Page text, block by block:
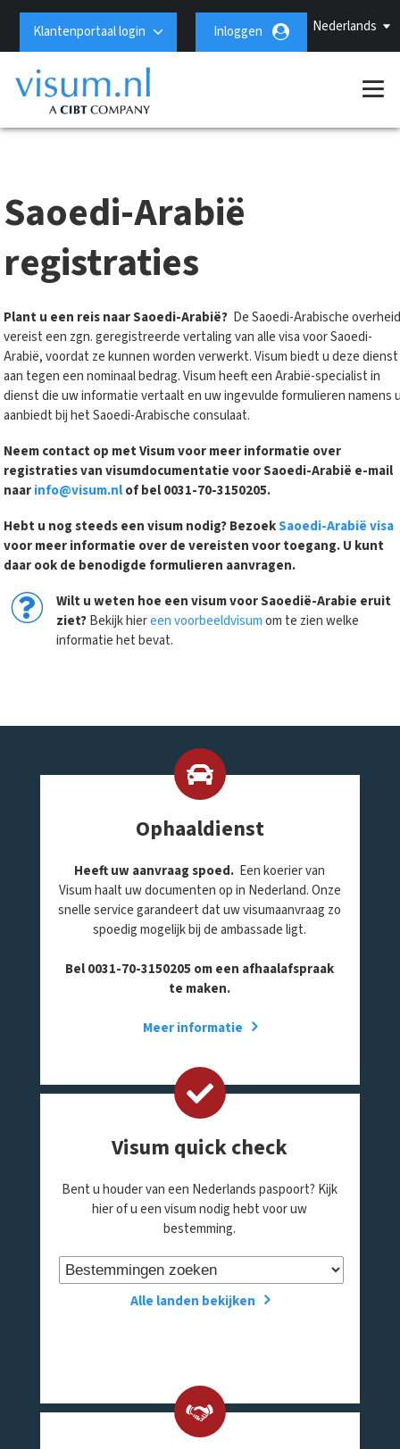
Nederlands
Klantenportaal login Inloggen
Saoedi-Arabië
registraties
Plant u een reis naar Saoedi-Arabië? De Saoedi-Arabische overheid
vereist een zgn. geregistreerde vertaling van alle visa voor Saoedi-
Arabië, voordat ze kunnen worden verwerkt. Visum biedt u deze dienst
aan tegen een nominaal bedrag. Visum heeft een Arabië-specialist in
dienst die uw informatie vertaalt en uw ingevulde formulieren namens
aanbiedt bij het Saoedi-Arabische consulaat.
Neem contact op met Visum voor meer informatie over
registraties van visumdocumentatie voor Saoedi-Arabië e-mail
naarinfo@visum.nlof bel 0031-70-3150205.
Hebt u nog steeds een visum nodig? BezoekSaoedi-Arabië visa
voor meer informatie over de vereisten voor toegang. U kunt
daar ook de benodigde formulieren aanvragen.
Wilt u weten hoe een visum voor Saoedië-Arabie eruit
ziet?Bekijk hiereen voorbeeldvisumom te zien welke
informatie het bevat.
Ophaaldienst
Heeft uw aanvraag spoed. Een koerier van
Visum haalt uw documenten op in Nederland. Onze
snelle service garandeert dat uw visumaanvraag zo
spoedig mogelijk bij de ambassade ligt.
Bel 0031-70-3150205 om een afhaalafspraak
te maken.
Meer informatie
Visum quick check
Bent u houder van een Nederlands paspoort? Kijk
hier of u een visum nodig hebt voor uw
bestemming.
Alle landen bekijken